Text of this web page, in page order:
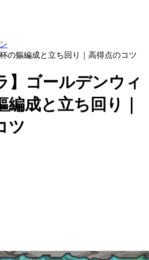
の軀編成と立ち回り｜高得点のコツ
】ゴールデンウィ
編成と立ち回り｜
ツ